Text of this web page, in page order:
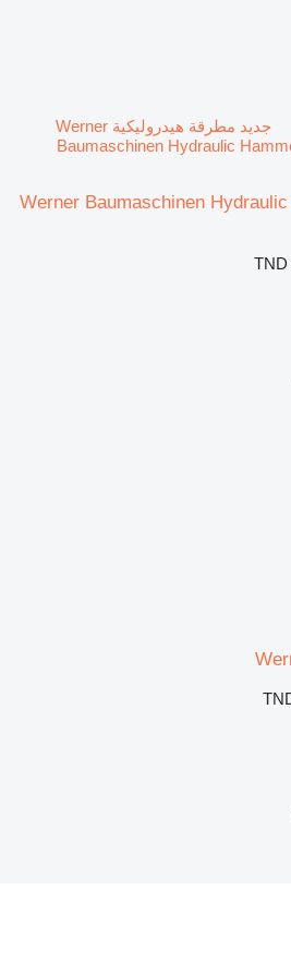
جديد مطرقة هيدروليكية Werner
Baumaschinen Hydraulic
Werner Baumaschinen
TND